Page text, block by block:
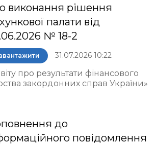
виконання рішення
палати від
№ 18-2
31.07.2026 10:22
про результати фінансового
закордонних справ України»
до
повідомлення